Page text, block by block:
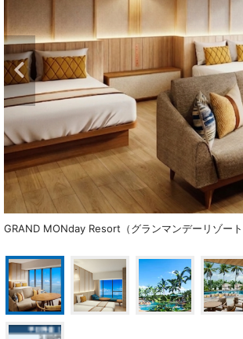
GRAND MONday Resort（グランマンデーリゾー